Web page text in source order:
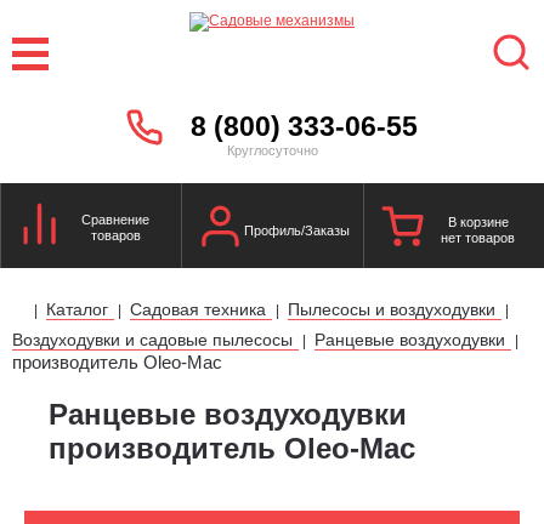
8 (800) 333-06-55
Круглосуточно
Сравнение
товаров
Профиль/Заказы
В корзине
нет товаров
| Каталог | Садовая техника | Пылесосы и воздуходувки |
Воздуходувки и садовые пылесосы | Ранцевые воздуходувки |
производитель Oleo-Mac
Ранцевые воздуходувки
производитель Oleo-Mac